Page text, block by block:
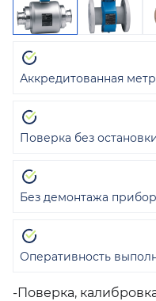
-Поверка,
Аккредитованная
Поверка без
Без демонтажа
Оперативность